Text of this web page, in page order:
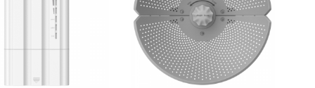
Antenna
PTMP
Station
ποσότητα
AirMetro
Wireless
Bridges
ποσότητα